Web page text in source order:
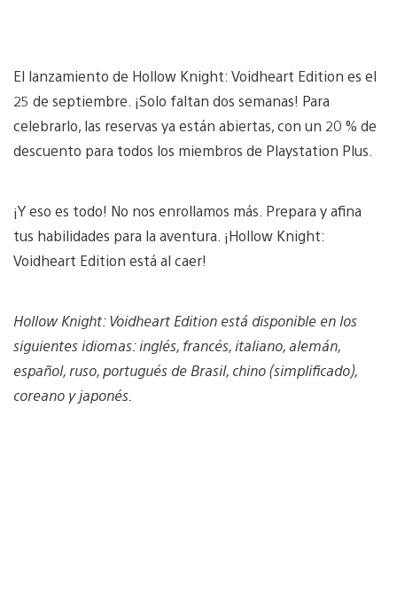
El lanzamiento de Hollow Knight: Voidheart Edition es el
25 de septiembre. ¡Solo faltan dos semanas! Para
celebrarlo, las reservas ya están abiertas, con un 20 % de
descuento para todos los miembros de Playstation Plus.
¡Y eso es todo! No nos enrollamos más. Prepara y afina
tus habilidades para la aventura. ¡Hollow Knight:
Voidheart Edition está al caer!
Hollow Knight: Voidheart Edition está disponible en los
siguientes idiomas: inglés, francés, italiano, alemán,
español, ruso, portugués de Brasil, chino (simplificado),
coreano y japonés.